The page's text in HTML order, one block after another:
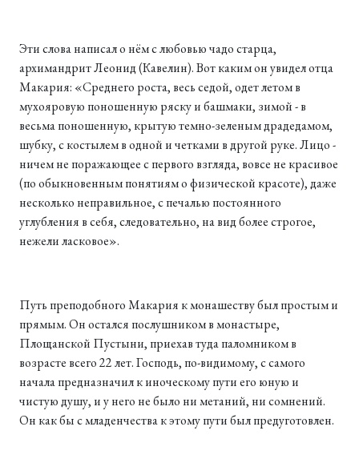
Эти слова написал о нём с любовью чадо старца,
архимандрит Леонид (Кавелин). Вот каким он увидел отца
Макария: «Среднего роста, весь седой, одет летом в
мухояровую поношенную ряску и башмаки, зимой - в
весьма поношенную, крытую темно-зеленым драдедамом,
шубку, с костылем в одной и четками в другой руке. Лицо -
ничем не поражающее с первого взгляда, вовсе не красивое
(по обыкновенным понятиям о физической красоте), даже
несколько неправильное, с печалью постоянного
углубления в себя, следовательно, на вид более строгое,
нежели ласковое».
Путь преподобного Макария к монашеству был простым и
прямым. Он остался послушником в монастыре,
Площанской Пустыни, приехав туда паломником в
возрасте всего 22 лет. Господь, по-видимому, с самого
начала предназначил к иноческому пути его юную и
чистую душу, и у него не было ни метаний, ни сомнений.
Он как бы с младенчества к этому пути был предуготовлен.